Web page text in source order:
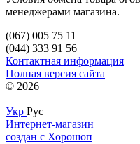
менеджерами магазина.
(067) 005 75 11
(044) 333 91 56
Контактная информация
Полная версия сайта
© 2026
Укр Рус
Интернет-магазин
создан с Хорошоп